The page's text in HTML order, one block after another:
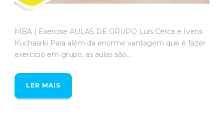
MBA | Exercise AULAS DE GRUPO Luís Cerca e Ivens
Kuchasrki Para além da enorme vantagem que é fazer
exercício em grupo, as aulas são...
LER MAIS